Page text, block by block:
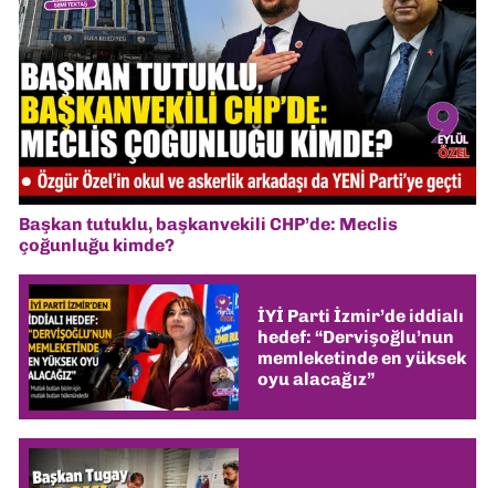
Başkan tutuklu, başkanvekili CHP’de: Meclis
çoğunluğu kimde?
İYİ Parti İzmir’de iddialı
hedef: “Dervişoğlu’nun
memleketinde en yüksek
oyu alacağız”